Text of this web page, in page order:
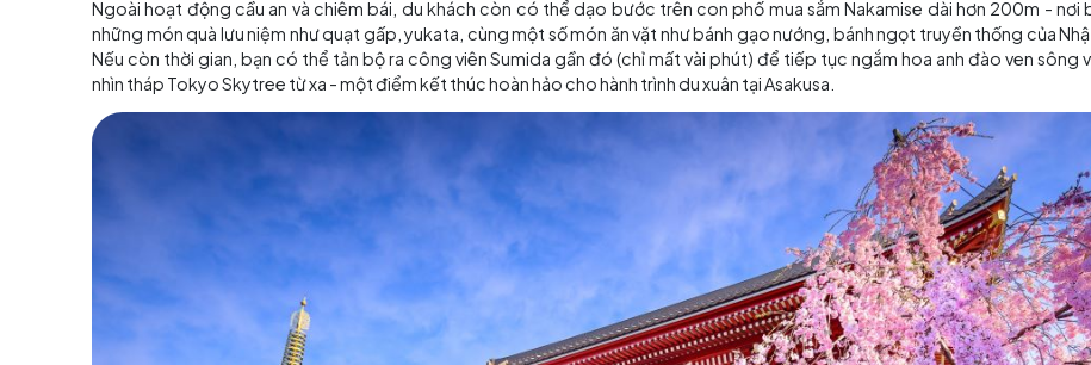
Hoa anh đào nở rộ tại công viên Ueno Onshi Koen thu hút hàng triệu du khách vào mùa xuân
Chùa cổ Asakusa Kannon